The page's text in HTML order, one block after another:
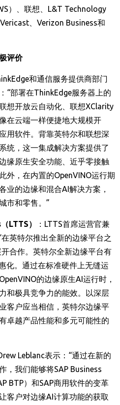
）、联想、 L&T Technology
Vericast Verizon Business和
评价
和通信服务提供商部门
“部署在ThinkEdge服务器上的
想开放云自动化、联想XClarity
在云端一样便捷地大规模开
用软件。背靠英特尔和联想深
统，这一集成解决方案提供了
缘原生安全功能、近乎零接触
外，在内置的OpenVINO运行期
业的边缘和混合AI解决方案，
市和零售。”
（LTTS） ： LTTS首席运营官兼
在英特尔推出全新的边缘平台之
合作。英特尔全新边缘平台有
化。通过在标准硬件上无缝运
OpenVINO的边缘原生AI运行时，
和极具竞争力的能效。以深层
客户应当相信，英特尔边缘平
卓越产品性能和多元可能性的
Leblanc表示： “通过在新的
，我们能够将SAP Business
BTP）和SAP商用软件的变革
客户对边缘AI计算功能的获取